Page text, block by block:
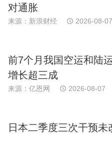
对通胀
来源：新浪财经 2026-08-07
前7个月我国空运和陆
增长超三成
来源：亿恩网 2026-08-07
日本二季度三次干预未